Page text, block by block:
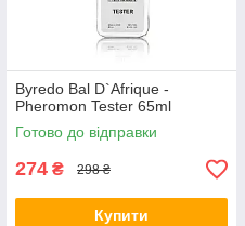
Byredo Bal D`Afrique -
Pheromon Tester 65ml
Готово до відправки
274 ₴ 298 ₴
Купити